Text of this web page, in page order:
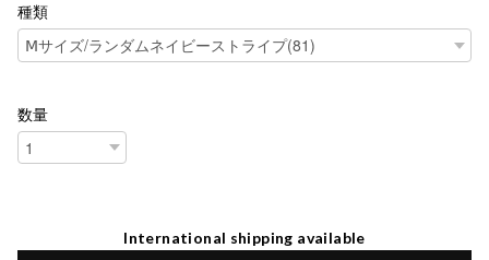
種類
数量
International shipping available